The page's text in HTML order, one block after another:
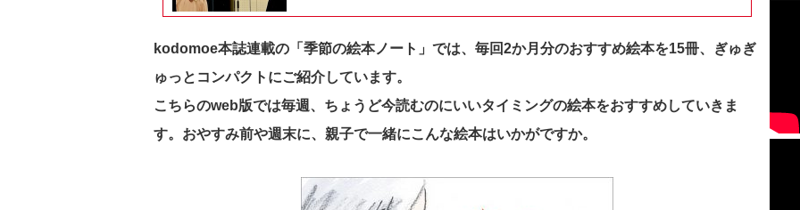
kodomoe本誌連載の「季節の絵本ノート」では、毎回2か月分のおすすめ絵本を15冊、ぎゅぎ
ゅっとコンパクトにご紹介しています。
こちらのweb版では毎週、ちょうど今読むのにいいタイミングの絵本をおすすめしていきま
す。おやすみ前や週末に、親子で一緒にこんな絵本はいかがですか。